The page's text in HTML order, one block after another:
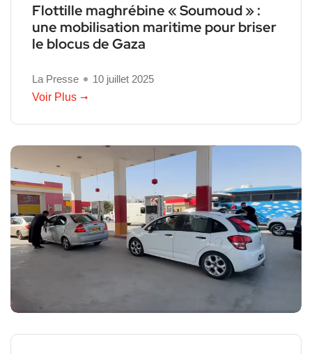
Flottille maghrébine « Soumoud » :
une mobilisation maritime pour briser
le blocus de Gaza
La Presse
10 juillet 2025
Voir Plus